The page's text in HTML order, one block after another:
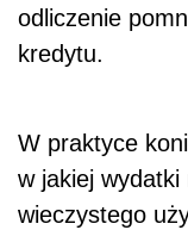
odliczenie
kredytu.
W praktyce
w jakiej
wieczystego